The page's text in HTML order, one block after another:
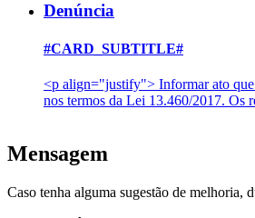
Denúncia
#CARD_SUBTITLE#
<p align="justify"> Informar ato que
nos termos da Lei 13.460/2017. Os
Mensagem
Caso tenha alguma sugestão de melhoria,